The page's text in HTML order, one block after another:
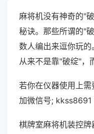
麻将机没有神奇的"
秘诀。那些所谓的"
数人编出来逗你玩
从来不是靠"破绽"，
若你在仪器使用上
加微信号; kkss8691
棋牌室麻将机装控